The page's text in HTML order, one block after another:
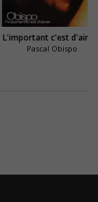
L'important c'est
Pascal Obispo